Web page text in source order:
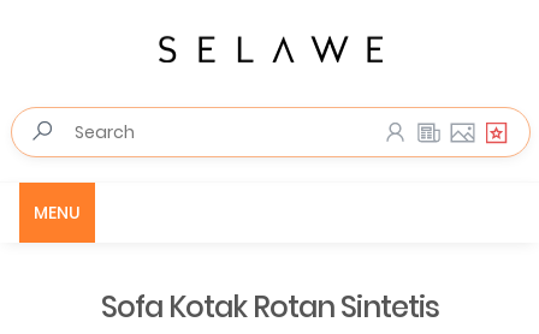
MENU
Sofa Kotak Rotan Sintetis